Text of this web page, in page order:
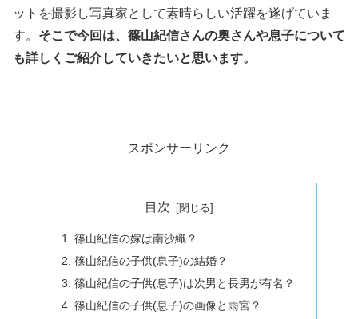
ットを撮影し写真家として素晴らしい活躍を遂げていま
す。 そこで今回は、篠山紀信さんの奥さんや息子について
も詳しくご紹介していきたいと思います。
スポンサーリンク
目次
篠山紀信の嫁は南沙織？
篠山紀信の子供(息子)の結婚？
篠山紀信の子供(息子)は次男と長男が有名？
篠山紀信の子供(息子)の画像と雨宮？